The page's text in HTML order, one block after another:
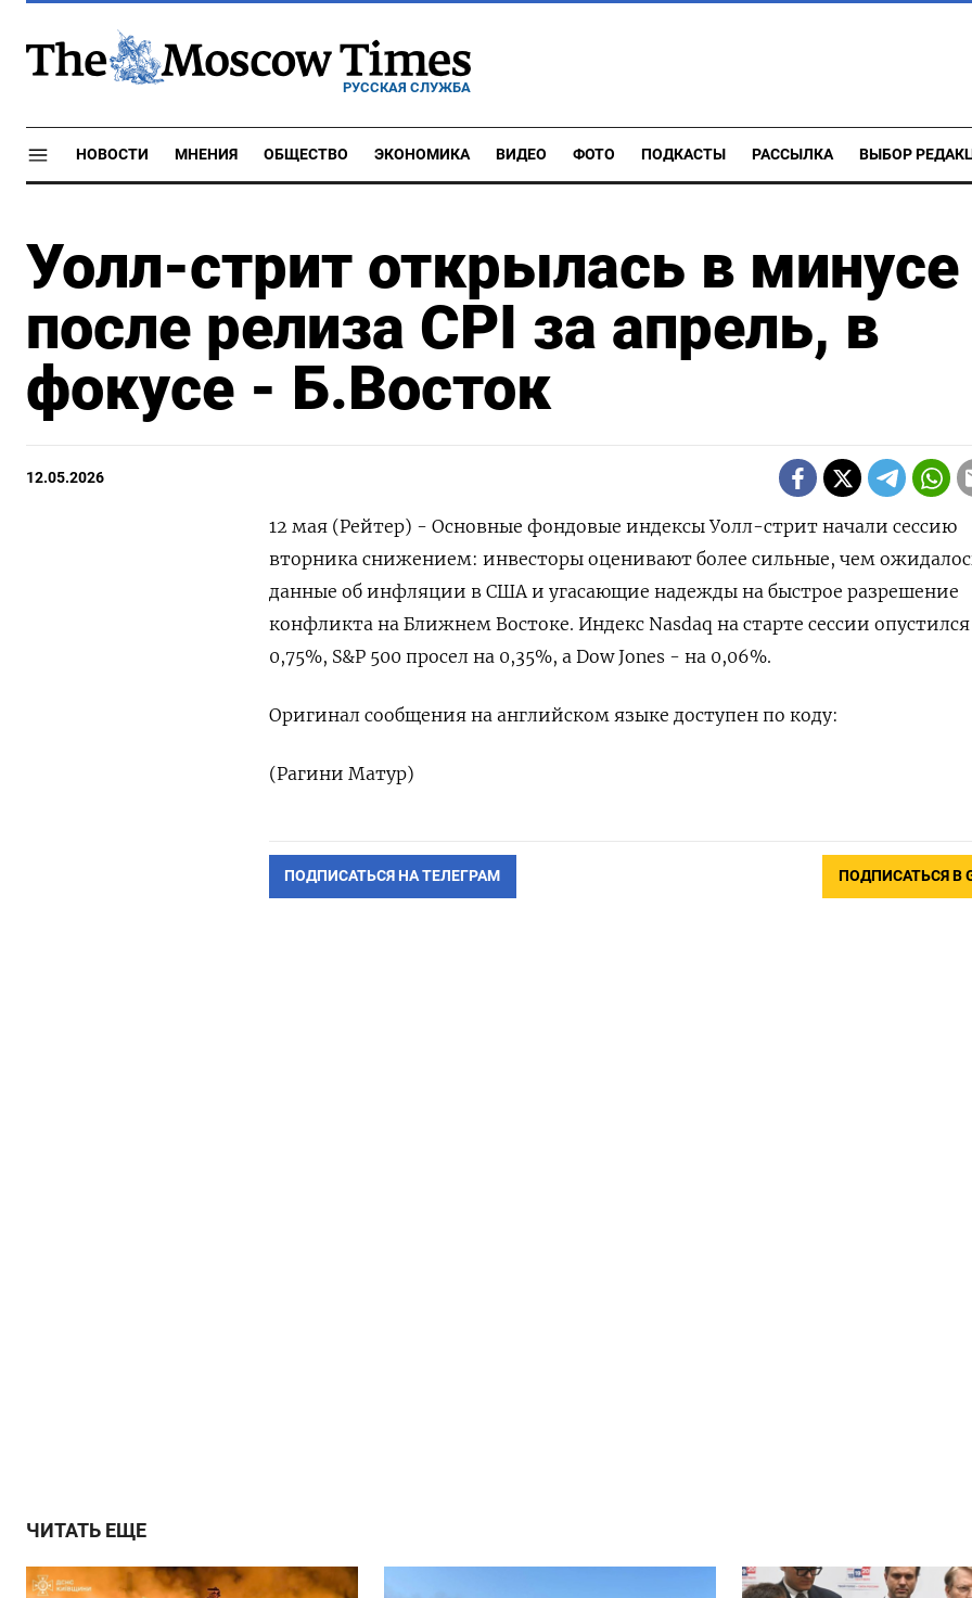
РУССКАЯ СЛУЖБА
НОВОСТИ МНЕНИЯ ОБЩЕСТВО ЭКОНОМИКА ВИДЕО ФОТО ПОДКАСТЫ РАССЫЛКА ВЫБОР
Уолл-стрит открылась в минусе
после релиза CPI за апрель, в
фокусе - Б.Восток
12.05.2026
12 мая (Рейтер) - Основные фондовые индексы ‌Уолл-стрит начали сессию
вторника ​снижением: инвесторы ​оценивают ​более сильные, ⁠чем
данные ‌об инфляции в ​США ‌и угасающие надежды ​на быстрое ‌разрешение
конфликта на Ближнем Востоке. Индекс ​Nasdaq ​на ‌старте сессии
0,75%, S&P 500 просел на 0,35%, а Dow ​Jones - ⁠на 0,06%.
Оригинал сообщения ‌на ‌английском языке доступен ​по коду:
(Рагини ‌Матур)
ПОДПИСАТЬСЯ НА ТЕЛЕГРАМ ПОДПИСАТЬСЯ В
ЧИТАТЬ ЕЩЕ